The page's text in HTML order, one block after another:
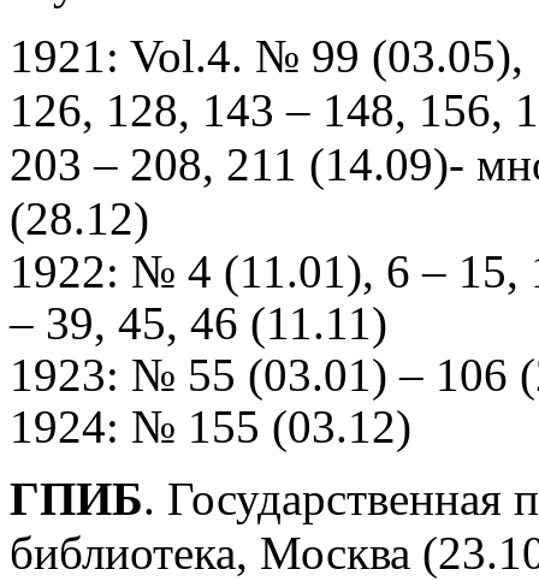
1921: Vol.4. № 99 (03.05),
126, 128, 143 – 148, 156,
203 – 208, 211 (14.09)-
(28.12)
1922: № 4 (11.01), 6 – 15,
– 39, 45, 46 (11.11)
1923: № 55 (03.01) – 106
1924: № 155 (03.12)
ГПИБ. Государственная
библиотека, Москва